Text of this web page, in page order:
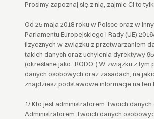
Prosimy zapoznaj się z nią, zajmie Ci to
Od 25 maja 2018 roku w Polsce oraz w
Parlamentu Europejskiego i Rady (UE)
fizycznych w związku z przetwarzaniem
takich danych oraz uchylenia dyrektywy
(określane jako „RODO”).W związku z
danych osobowych oraz zasadach, na
znajdziesz podstawowe informacje na ten
1/ Kto jest administratorem Twoich
Administratorem Twoich danych